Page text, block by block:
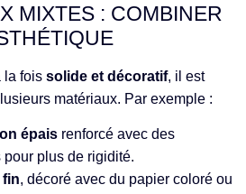
MIXTES : COMBINER
la fois solide et décoratif, il est
matériaux. Par exemple :
épais renforcé avec des
pour plus de rigidité.
fin, décoré avec du papier coloré ou